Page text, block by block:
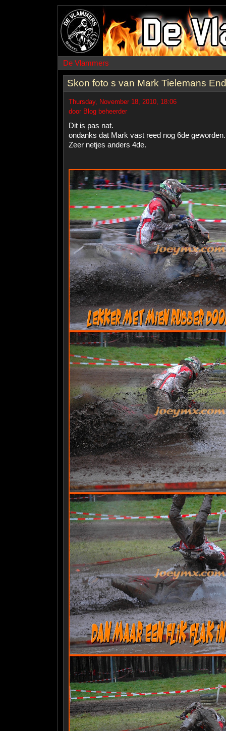
De Vlammers
Skon foto s van Mark Tielemans
Thursday, November 18, 2010, 18:06
door Blog beheerder
Dit is pas nat.
ondanks dat Mark vast reed nog 6de geworden.
Zeer netjes anders 4de.